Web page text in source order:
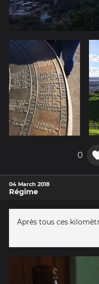
0
04 March 2018
Régime
Après tous ces